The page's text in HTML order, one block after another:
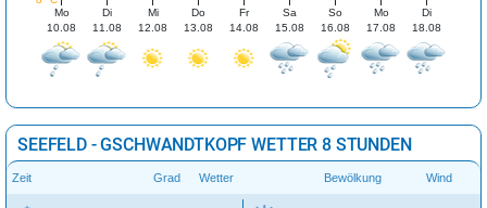
Mo
10.08
Di
11.08
Mi
12.08
Do
13.08
Fr
14.08
Sa
15.08
So
16.08
Mo
17.08
Di
18.08
SEEFELD - GSCHWANDTKOPF WETTER 8 STUNDEN
Zeit Grad Wetter Bewölkung Wind